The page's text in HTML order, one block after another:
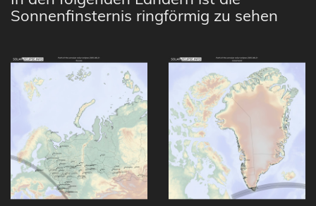
Sonnenfinsternis ringförmig zu sehen